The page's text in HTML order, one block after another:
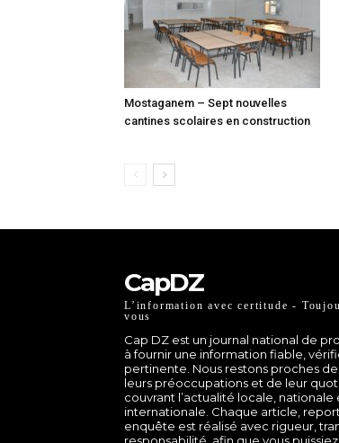
Mostaganem – Sept nouvelles
cantines scolaires en construction
CapDZ
L’information avec certitude -
vous
Cap DZ est un journal national de
à fournir une information fiable,
pertinente. Nous restons proches
leurs préoccupations et de leur
couvrant l’actualité locale, nationale
internationale. Chaque article,
enquête est réalisé avec rigueur,